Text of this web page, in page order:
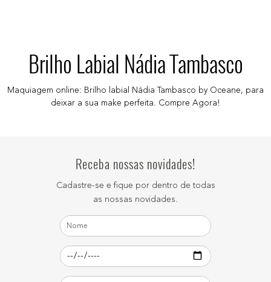
Brilho Labial Nádia Tambasco
Maquiagem online: Brilho labial Nádia Tambasco by Oceane, para
deixar a sua make perfeita. Compre Agora!
Receba nossas novidades!
Cadastre-se e fique por dentro de todas
as nossas novidades.